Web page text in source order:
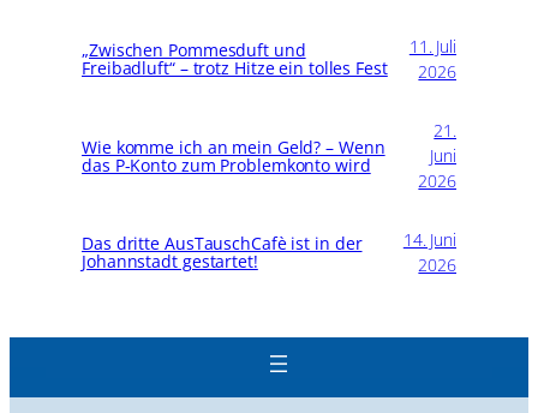
„Zwischen Pommesduft und
Freibadluft“ – trotz Hitze ein tolles Fest
11. Juli
2026
Wie komme ich an mein Geld? – Wenn
das P-Konto zum Problemkonto wird
21.
Juni
2026
Das dritte AusTauschCafè ist in der
Johannstadt gestartet!
14. Juni
2026